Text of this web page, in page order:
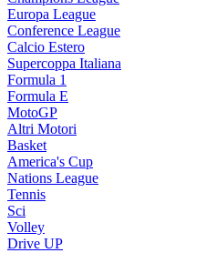
Europa League
Conference League
Calcio Estero
Supercoppa Italiana
Formula 1
Formula E
MotoGP
Altri Motori
Basket
America's Cup
Nations League
Tennis
Sci
Volley
Drive UP